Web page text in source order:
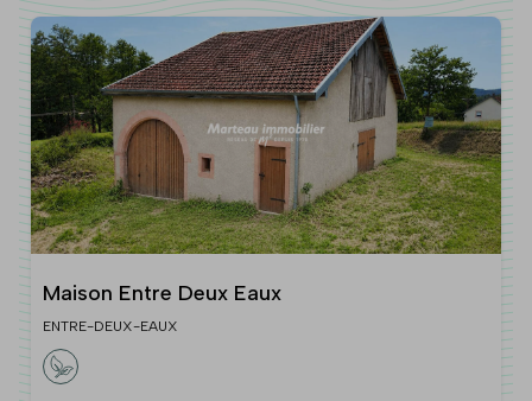
Maison Entre Deux Eaux
ENTRE-DEUX-EAUX